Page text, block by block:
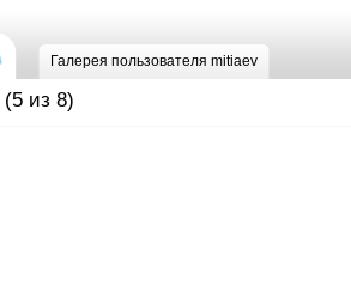
Галерея пользователя mitiaev
(5 из 8)